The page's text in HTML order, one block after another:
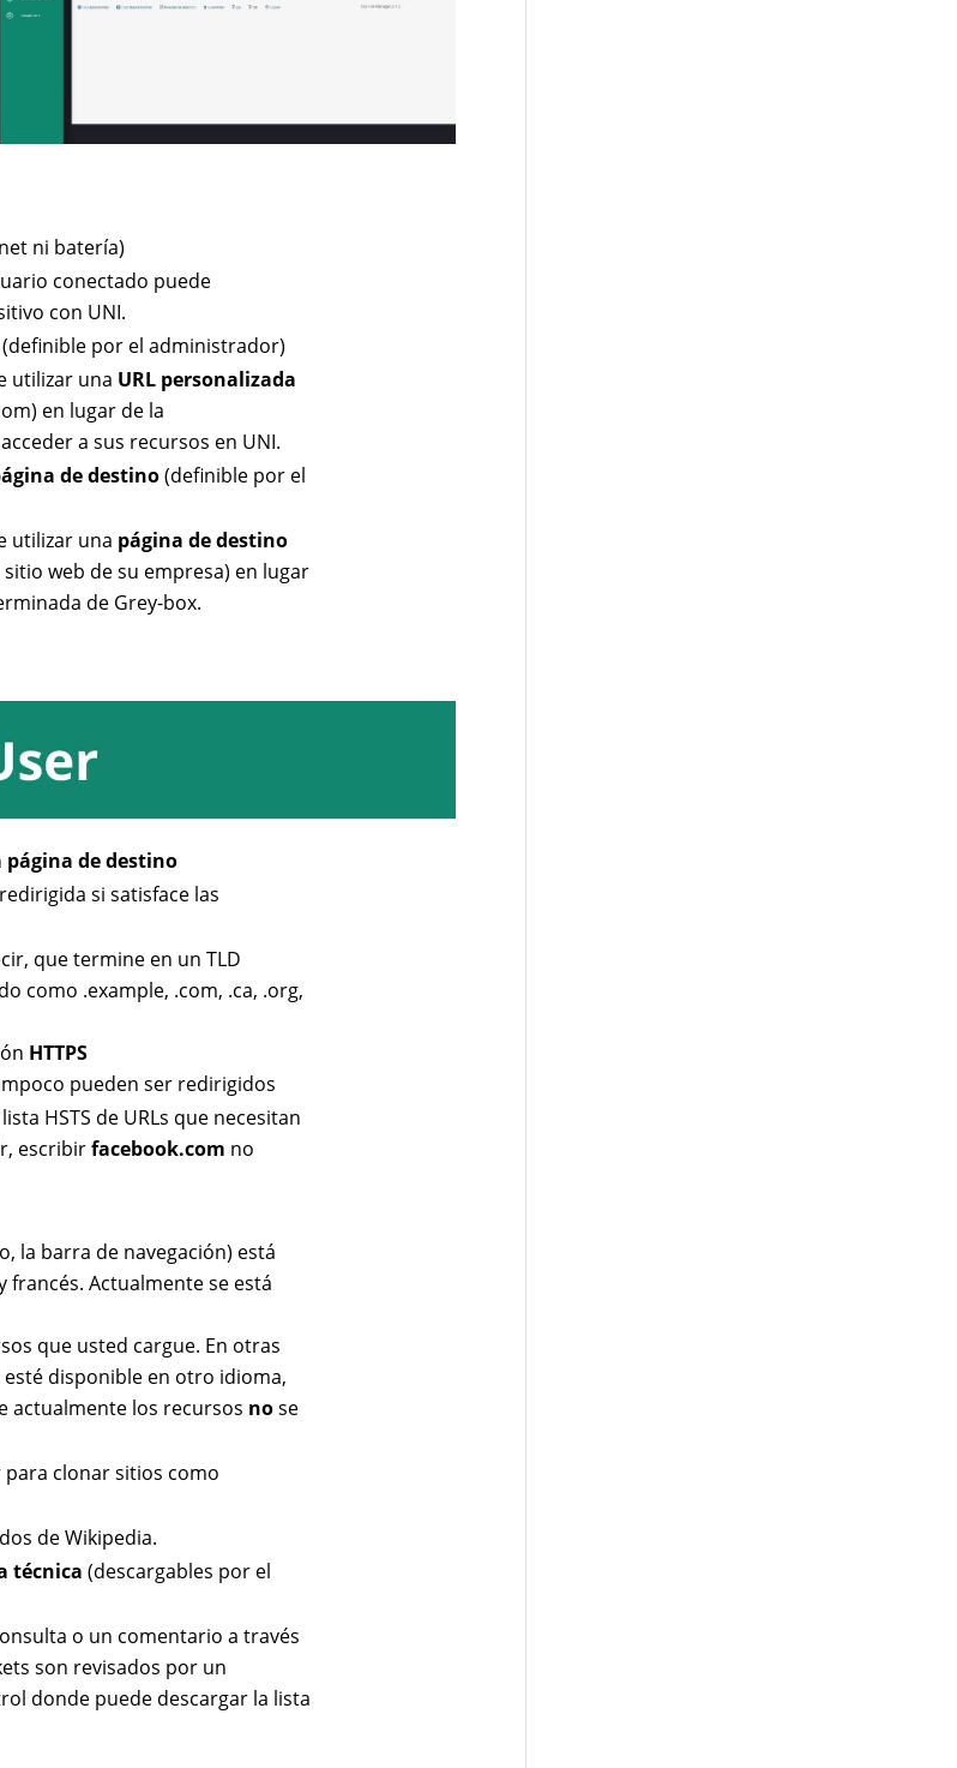
ni batería)
conectado puede
con UNI.
(definible por el administrador)
utilizar una URL personalizada
en lugar de la
a sus recursos en UNI.
de destino(definible por el
utilizar una página de destino
web de su empresa) en lugar
de Grey-box.
página de destino
si satisface las
que termine en un TLD
como .example, .com, .ca, .org,
HTTPS
pueden ser redirigidos
HSTS de URLs que necesitan
escribirfacebook.com no
la barra de navegación) está
Actualmente se está
que usted cargue. En otras
disponible en otro idioma,
actualmente los recursos nose
clonar sitios como
de Wikipedia.
técnica (descargables por el
o un comentario a través
son revisados por un
donde puede descargar la lista